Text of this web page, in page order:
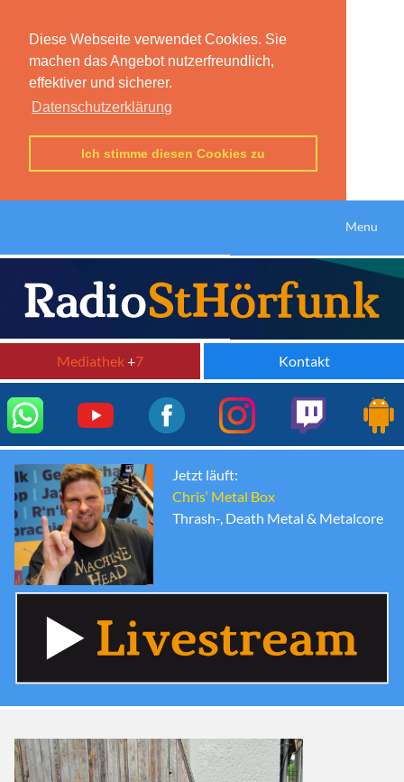
Diese Webseite verwendet Cookies. Sie
machen das Angebot nutzerfreundlich,
effektiver und sicherer.
Datenschutzerklärung
Ich stimme diesen Cookies zu
Menu
Mediathek+7 Kontakt
Jetzt läuft:
Chris‘ Metal Box
Thrash-, Death Metal & Metalcore